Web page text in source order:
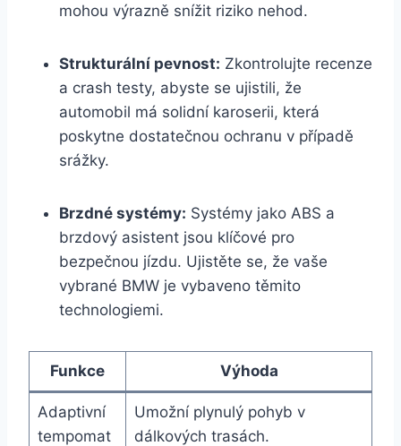
mohou výrazně snížit riziko nehod.
Strukturální pevnost: Zkontrolujte recenze
a crash testy, abyste se ujistili, že
automobil má solidní karoserii, která
poskytne dostatečnou ochranu v případě
srážky.
Brzdné systémy: Systémy jako ABS a
brzdový asistent jsou klíčové pro
bezpečnou jízdu. Ujistěte se, že vaše
vybrané BMW je vybaveno těmito
technologiemi.
Funkce Výhoda
Adaptivní
tempomat
Umožní plynulý pohyb v
dálkových trasách.